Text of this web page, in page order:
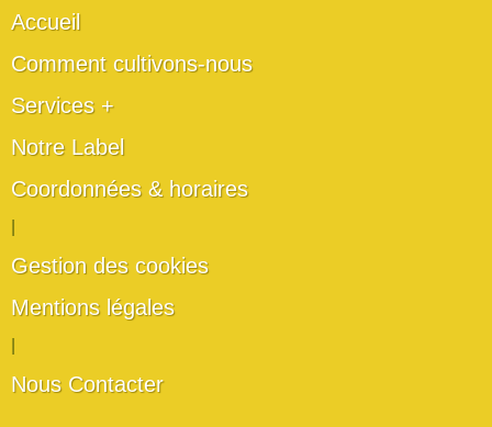
Accueil
Comment cultivons-nous
Services +
Notre Label
Coordonnées & horaires
Gestion des cookies
Mentions légales
Nous Contacter